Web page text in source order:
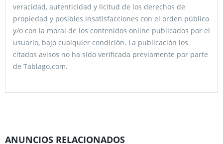
veracidad, autenticidad y licitud de los derechos de
propiedad y posibles insatisfacciones con el orden público
y/o con la moral de los contenidos online publicados por el
usuario, bajo cualquier condición. La publicación los
citados avisos no ha sido verificada previamente por parte
de Tablago.com.
ANUNCIOS RELACIONADOS